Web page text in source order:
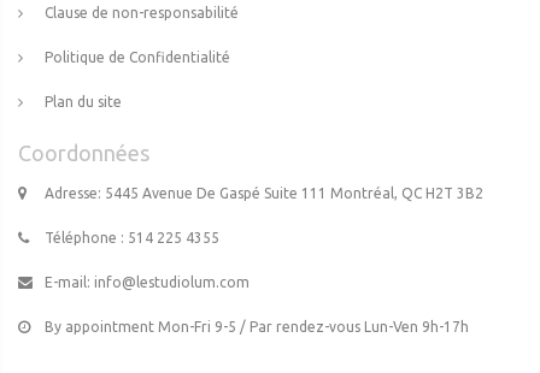
Clause de non-responsabilité
Politique de Confidentialité
Plan du site
Coordonnées
Adresse: 5445 Avenue De Gaspé Suite 111 Montréal, QC H2T 3B2
Téléphone : 514 225 4355
E-mail: info@lestudiolum.com
By appointment Mon-Fri 9-5 / Par rendez-vous Lun-Ven 9h-17h